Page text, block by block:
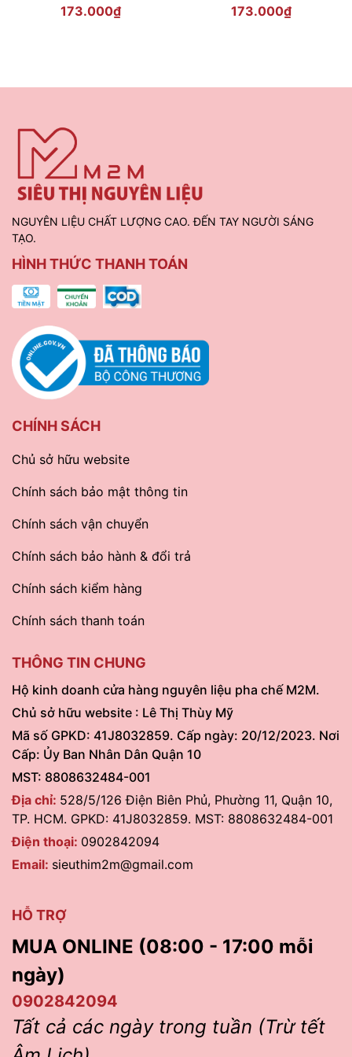
#PhaCheTaiNha
Puree
173.000₫ 173.000₫
NGUYÊN LIỆU CHẤT LƯỢNG CAO. ĐẾN TAY NGƯỜI SÁNG
TẠO.
HÌNH THỨC THANH TOÁN
CHÍNH SÁCH
Chủ sở hữu website
Chính sách bảo mật thông tin
Chính sách vận chuyển
Chính sách bảo hành & đổi trả
Chính sách kiểm hàng
Chính sách thanh toán
THÔNG TIN CHUNG
Hộ kinh doanh cửa hàng nguyên liệu pha chế M2M.
Chủ sở hữu website : Lê Thị Thùy Mỹ
Mã số GPKD: 41J8032859. Cấp ngày: 20/12/2023. Nơi
Cấp: Ủy Ban Nhân Dân Quận 10
MST: 8808632484-001
Địa chỉ: 528/5/126 Điện Biên Phủ, Phường 11, Quận 10,
TP. HCM. GPKD: 41J8032859. MST: 8808632484-001
Điện thoại: 0902842094
Email: sieuthim2m@gmail.com
HỖ TRỢ
MUA ONLINE (08:00 - 17:00 mỗi
ngày)
0902842094
Tất cả các ngày trong tuần (Trừ tết